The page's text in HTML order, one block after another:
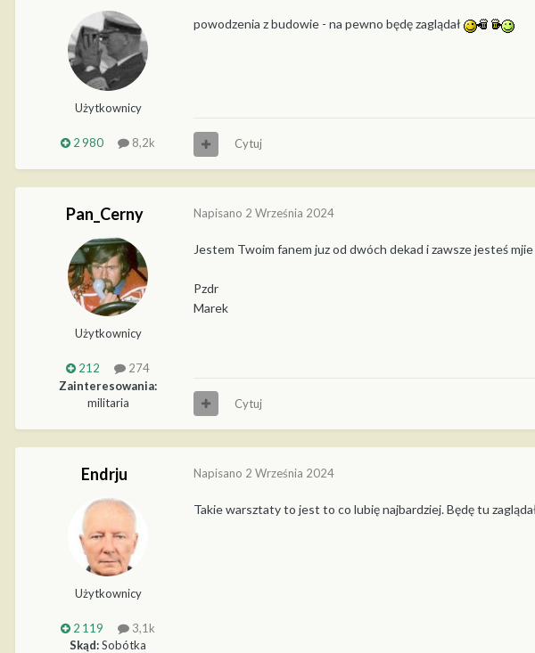
Użytkownicy
2 980 8,2k
powodzenia z budowie - na pewno będę zaglądał
Cytuj
Pan_Cerny
Użytkownicy
212
274
Zainteresowania:
militaria
Napisano 2 Września 2024
Jestem Twoim fanem juz od dwóch dekad i zawsze jesteś
Pzdr
Marek
Cytuj
Endrju
Użytkownicy
2 119
3,1k
Skąd:Sobótka
Napisano 2 Września 2024
Takie warsztaty to jest to co lubię najbardziej. Będę tu